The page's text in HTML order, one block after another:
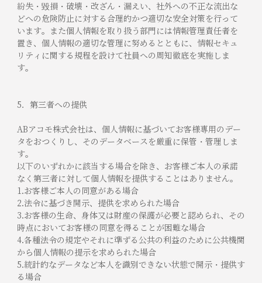
紛失・毀損・破壊・改ざん・漏えい、社外への不正な流出な
どへの危険防止に対する合理的かつ適切な安全対策を行って
います。また個人情報を取り扱う部門には情報管理責任者を
置き、個人情報の適切な管理に努めるとともに、情報セキュ
リティに関する規程を設けて社員への周知徹底を実施しま
す。
5．第三者への提供
ABアコモ株式会社は、個人情報に基づいてお客様専用のデー
タをおつくりし、そのデータベースを厳重に保管・管理しま
す。
以下のいずれかに該当する場合を除き、お客様ご本人の承諾
なく第三者に対して個人情報を提供することはありません。
1.お客様ご本人の同意がある場合
2.法令に基づき開示、提供を求められた場合
3.お客様の生命、身体又は財産の保護が必要と認められ、その
時点においてお客様の同意を得ることが困難な場合
4.各種法令の規定やそれに準ずる公共の利益のために公共機関
から個人情報の提示を求められた場合
5.統計的なデータなど本人を識別できない状態で開示・提供す
る場合